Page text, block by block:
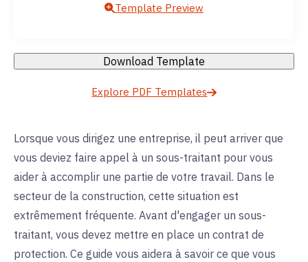
Template Preview
Download Template
Explore PDF Templates
Lorsque vous dirigez une entreprise, il peut arriver que
vous deviez faire appel à un sous-traitant pour vous
aider à accomplir une partie de votre travail. Dans le
secteur de la construction, cette situation est
extrêmement fréquente. Avant d'engager un sous-
traitant, vous devez mettre en place un contrat de
protection. Ce guide vous aidera à savoir ce que vous